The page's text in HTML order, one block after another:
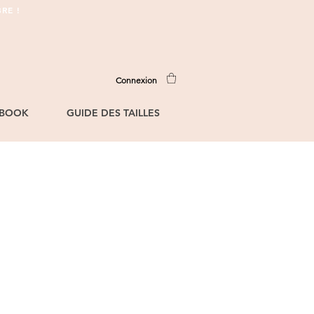
!
Connexion
GUIDE DES TAILLES